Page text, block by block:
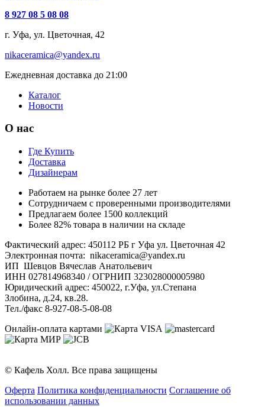
8 927 08 5 08 08
г. Уфа, ул. Цветочная, 42
nikaceramica@yandex.ru
Ежедневная доставка до 21:00
Каталог
Новости
О нас
Где Купить
Доставка
Дизайнерам
Работаем на рынке более 27 лет
Сотрудничаем с проверенными производителями
Предлагаем более 1500 коллекций
Более 82% товара в наличии на складе
Фактический адрес: 450112 РБ г Уфа ул. Цветочная 42
Электронная почта: nikaceramica@yandex.ru
ИП Шевцов Вячеслав Анатольевич
ИНН 027814968340 / ОГРНИП 323028000005980
Юридический адрес: 450022, г.Уфа, ул.Степана
Злобина, д.24, кв.28.
Тел./факс 8-927-08-5-08-08
Онлайн-оплата картами
© Кафель Холл. Все права защищены
Оферта Политика конфиденциальности Соглашение об
использовании данных